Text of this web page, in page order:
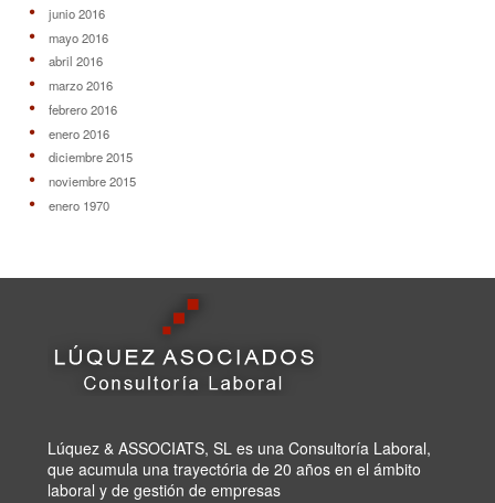
junio 2016
mayo 2016
abril 2016
marzo 2016
febrero 2016
enero 2016
diciembre 2015
noviembre 2015
enero 1970
Lúquez & ASSOCIATS, SL es una Consultoría Laboral,
que acumula una trayectória de 20 años en el ámbito
laboral y de gestión de empresas